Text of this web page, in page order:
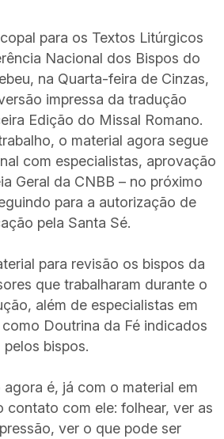
para os Textos Litúrgicos
Nacional dos Bispos do
na Quarta-feira de Cinzas,
impressa da tradução
Edição do Missal Romano.
o material agora segue
com especialistas, aprovação
Geral da CNBB – no próximo
para a autorização de
pela Santa Sé.
para revisão os bispos da
que trabalharam durante o
além de especialistas em
Doutrina da Fé indicados
pelos bispos.
é, já com o material em
contato com ele: folhear, ver as
ver o que pode ser